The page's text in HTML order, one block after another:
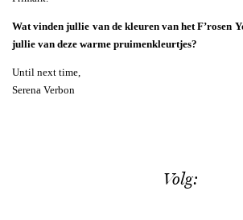
Wat vinden jullie van de kleuren van het F’rosen
jullie van deze warme pruimenkleurtjes?
Until next time,
Serena Verbon
Volg: